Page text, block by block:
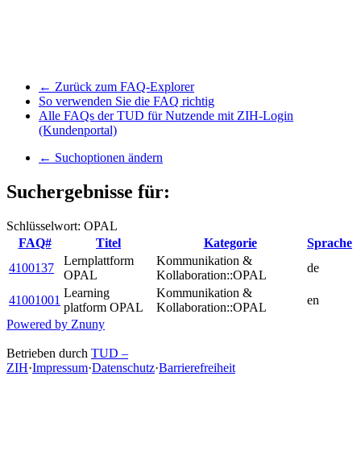
← Zurück zum FAQ-Explorer
So verwenden Sie die FAQ richtig
Alle FAQs der TUD für Nutzende mit ZIH-Login
(Kundenportal)
← Suchoptionen ändern
Suchergebnisse für:
Schlüsselwort: OPAL
FAQ#
Titel Kategorie
Sprache
4100137
Lernplattform
OPAL
Kommunikation &
Kollaboration::OPAL
de
41001001
Learning
platform OPAL
Kommunikation &
Kollaboration::OPAL
en
Powered by Znuny
Betrieben durch TUD –
ZIH·Impressum·Datenschutz·Barrierefreiheit